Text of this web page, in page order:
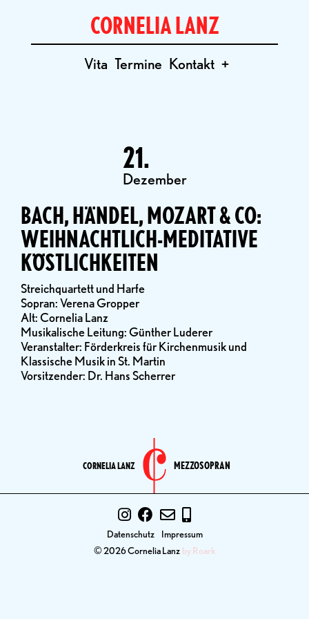
CORNELIA LANZ
Vita Termine Kontakt +
21.
Dezember
BACH, HÄNDEL, MOZART & CO:
WEIHNACHTLICH-MEDITATIVE
KÖSTLICHKEITEN
Streichquartett und Harfe
Sopran: Verena Gropper
Alt: Cornelia Lanz
Musikalische Leitung: Günther Luderer
Veranstalter: Förderkreis für Kirchenmusik und
Klassische Musik in St. Martin
Vorsitzender: Dr. Hans Scherrer
CORNELIA LANZ MEZZOSOPRAN
© 2026 Cornelia Lanz by Roark
Datenschutz Impressum